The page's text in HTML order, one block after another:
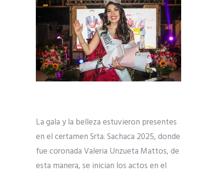
La gala y la belleza estuvieron presentes
en el certamen Srta. Sachaca 2025, donde
fue coronada Valeria Unzueta Mattos, de
esta manera, se inician los actos en el